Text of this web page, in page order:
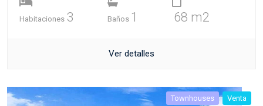
Habitaciones 3 Baños 1 68 m2
Ver detalles
Townhouses Venta